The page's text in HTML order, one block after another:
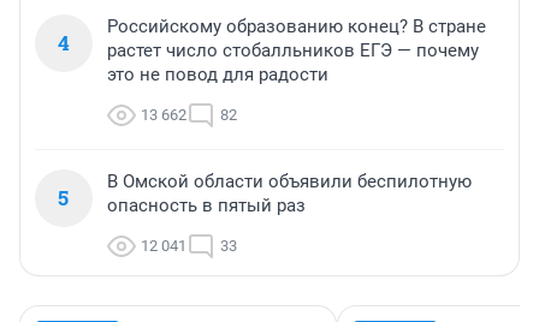
4
Российскому образованию конец? В стране
растет число стобалльников ЕГЭ — почему
это не повод для радости
13 662 82
5
В Омской области объявили беспилотную
опасность в пятый раз
12 041 33